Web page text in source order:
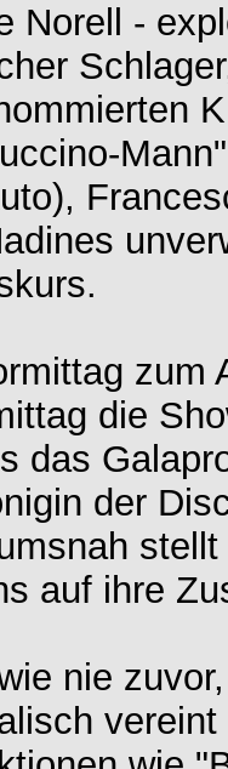
Norell -
zum
die
das
der
auf ihre
nie